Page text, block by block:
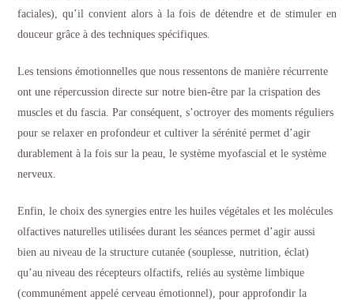
faciales), qu’il convient alors à la fois de détendre et de stimuler en
douceur grâce à des techniques spécifiques.
Les tensions émotionnelles que nous ressentons de manière récurrente
ont une répercussion directe sur notre bien-être par la crispation des
muscles et du fascia. Par conséquent, s’octroyer des moments réguliers
pour se relaxer en profondeur et cultiver la sérénité permet d’agir
durablement à la fois sur la peau, le système myofascial et le système
nerveux.
Enfin, le choix des synergies entre les huiles végétales et les molécules
olfactives naturelles utilisées durant les séances permet d’agir aussi
bien au niveau de la structure cutanée (souplesse, nutrition, éclat)
qu’au niveau des récepteurs olfactifs, reliés au système limbique
(communément appelé cerveau émotionnel), pour approfondir la